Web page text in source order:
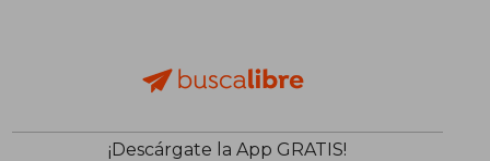
¡Descárgate la App GRATIS!